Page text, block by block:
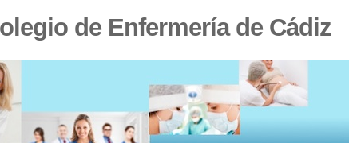
de Enfermería de Cádiz